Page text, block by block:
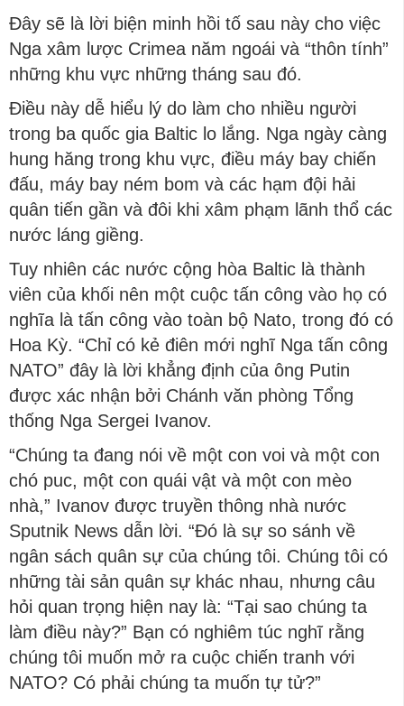
Đây sẽ là lời biện minh hồi tố sau này cho việc
Nga xâm lược Crimea năm ngoái và “thôn tính”
những khu vực những tháng sau đó.
Điều này dễ hiểu lý do làm cho nhiều người
trong ba quốc gia Baltic lo lắng. Nga ngày càng
hung hăng trong khu vực, điều máy bay chiến
đấu, máy bay ném bom và các hạm đội hải
quân tiến gần và đôi khi xâm phạm lãnh thổ các
nước láng giềng.
Tuy nhiên các nước cộng hòa Baltic là thành
viên của khối nên một cuộc tấn công vào họ có
nghĩa là tấn công vào toàn bộ Nato, trong đó có
Hoa Kỳ. “Chỉ có kẻ điên mới nghĩ Nga tấn công
NATO” đây là lời khẳng định của ông Putin
được xác nhận bởi Chánh văn phòng Tổng
thống Nga Sergei Ivanov.
“Chúng ta đang nói về một con voi và một con
chó puc, một con quái vật và một con mèo
nhà,” Ivanov được truyền thông nhà nước
Sputnik News dẫn lời. “Đó là sự so sánh về
ngân sách quân sự của chúng tôi. Chúng tôi có
những tài sản quân sự khác nhau, nhưng câu
hỏi quan trọng hiện nay là: “Tại sao chúng ta
làm điều này?” Bạn có nghiêm túc nghĩ rằng
chúng tôi muốn mở ra cuộc chiến tranh với
NATO? Có phải chúng ta muốn tự tử?”